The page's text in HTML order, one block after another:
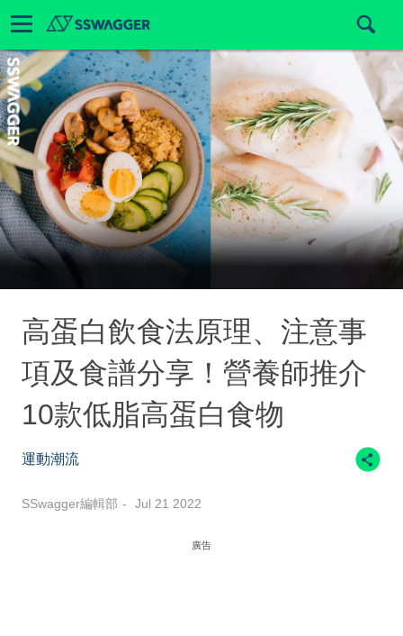
高蛋白飲食法原理、注意事
項及食譜分享！營養師推介
10款低脂高蛋白食物
運動潮流
SSwagger編輯部 Jul 21 2022
廣告